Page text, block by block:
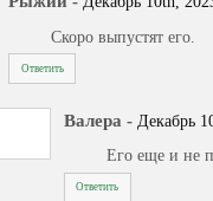
Скоро выпустят его.
Ответить
Валера - Декабрь
Его еще и не
Ответить